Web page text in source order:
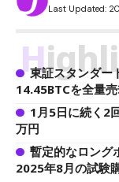
Last Updated:
東証スタンダー
14.45BTCを全量
1月5日に続く2
万円
暫定的なロング
2025年8月の試験